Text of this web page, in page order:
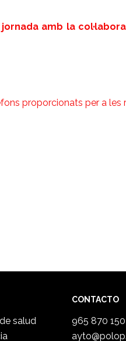
amb la
proporcionats per a les
salud
CONTACTO
965 870 150